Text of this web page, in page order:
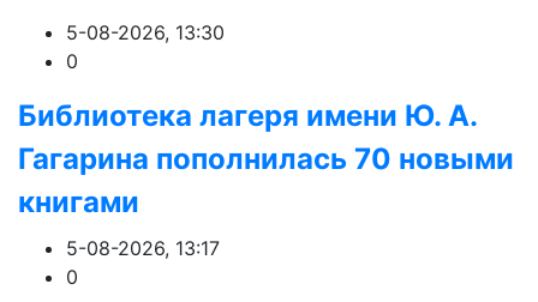
5-08-2026, 13:30
0
Библиотека лагеря имени Ю. А.
Гагарина пополнилась 70 новыми
книгами
5-08-2026, 13:17
0